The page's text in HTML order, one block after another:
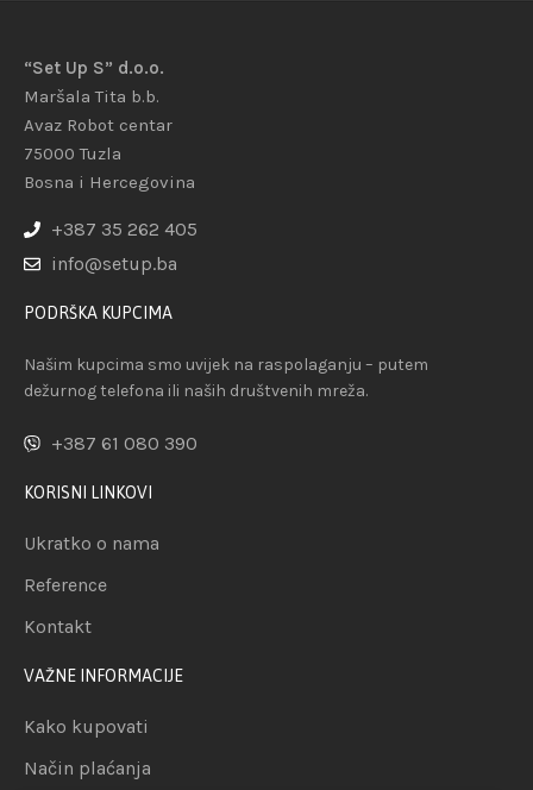
“Set Up S” d.o.o.
Maršala Tita b.b.
Avaz Robot centar
75000 Tuzla
Bosna i Hercegovina
+387 35 262 405
info@setup.ba
PODRŠKA KUPCIMA
Našim kupcima smo uvijek na raspolaganju – putem
dežurnog telefona ili naših društvenih mreža.
+387 61 080 390
KORISNI LINKOVI
Ukratko o nama
Reference
Kontakt
VAŽNE INFORMACIJE
Kako kupovati
Način plaćanja